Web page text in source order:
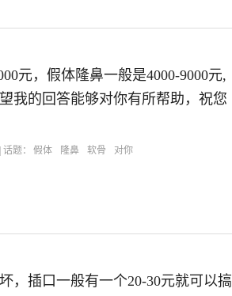
元，假体隆鼻一般是4000-9000元,
我的回答能够对你有所帮助，祝您
| 话题： 假体 隆鼻 软骨 对你
，插口一般有一个20-30元就可以搞